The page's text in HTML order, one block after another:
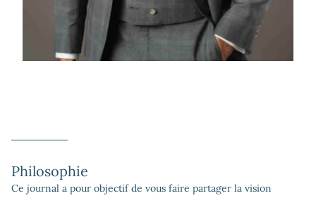
Philosophie
Ce journal a pour objectif de vous faire partager la vision